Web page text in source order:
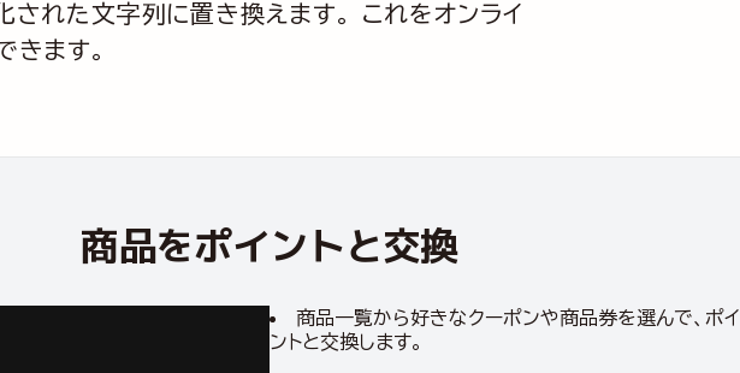
された文字列に置き換えます。 これをオンライ
きます。
商品をポイントと交換
商品一覧から好きなクーポンや商品券を選んで、ポイ
ントと交換します。